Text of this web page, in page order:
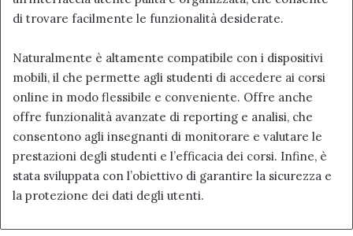
di trovare facilmente le funzionalità desiderate.
Naturalmente è altamente compatibile con i dispositivi
mobili, il che permette agli studenti di accedere ai corsi
online in modo flessibile e conveniente. Offre anche
offre funzionalità avanzate di reporting e analisi, che
consentono agli insegnanti di monitorare e valutare le
prestazioni degli studenti e l’efficacia dei corsi. Infine, è
stata sviluppata con l’obiettivo di garantire la sicurezza e
la protezione dei dati degli utenti.